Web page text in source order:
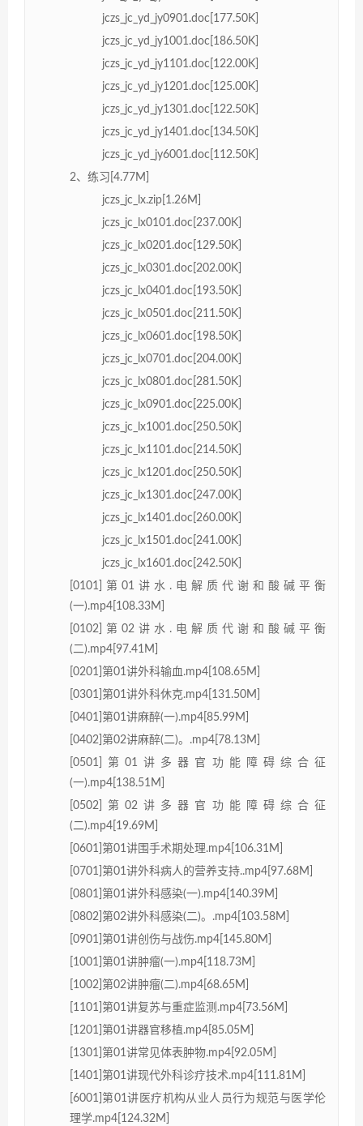
jczs_jc_yd_jy0901.doc[177.50K]
jczs_jc_yd_jy1001.doc[186.50K]
jczs_jc_yd_jy1101.doc[122.00K]
jczs_jc_yd_jy1201.doc[125.00K]
jczs_jc_yd_jy1301.doc[122.50K]
jczs_jc_yd_jy1401.doc[134.50K]
jczs_jc_yd_jy6001.doc[112.50K]
2、练习[4.77M]
jczs_jc_lx.zip[1.26M]
jczs_jc_lx0101.doc[237.00K]
jczs_jc_lx0201.doc[129.50K]
jczs_jc_lx0301.doc[202.00K]
jczs_jc_lx0401.doc[193.50K]
jczs_jc_lx0501.doc[211.50K]
jczs_jc_lx0601.doc[198.50K]
jczs_jc_lx0701.doc[204.00K]
jczs_jc_lx0801.doc[281.50K]
jczs_jc_lx0901.doc[225.00K]
jczs_jc_lx1001.doc[250.50K]
jczs_jc_lx1101.doc[214.50K]
jczs_jc_lx1201.doc[250.50K]
jczs_jc_lx1301.doc[247.00K]
jczs_jc_lx1401.doc[260.00K]
jczs_jc_lx1501.doc[241.00K]
jczs_jc_lx1601.doc[242.50K]
[0101]第01讲水.电解质代谢和酸碱平衡
(一).mp4[108.33M]
[0102]第02讲水.电解质代谢和酸碱平衡
(二).mp4[97.41M]
[0201]第01讲外科输血.mp4[108.65M]
[0301]第01讲外科休克.mp4[131.50M]
[0401]第01讲麻醉(一).mp4[85.99M]
[0402]第02讲麻醉(二)。.mp4[78.13M]
[0501]第01讲多器官功能障碍综合征
(一).mp4[138.51M]
[0502]第02讲多器官功能障碍综合征
(二).mp4[19.69M]
[0601]第01讲围手术期处理.mp4[106.31M]
[0701]第01讲外科病人的营养支持..mp4[97.68M]
[0801]第01讲外科感染(一).mp4[140.39M]
[0802]第02讲外科感染(二)。.mp4[103.58M]
[0901]第01讲创伤与战伤.mp4[145.80M]
[1001]第01讲肿瘤(一).mp4[118.73M]
[1002]第02讲肿瘤(二).mp4[68.65M]
[1101]第01讲复苏与重症监测.mp4[73.56M]
[1201]第01讲器官移植.mp4[85.05M]
[1301]第01讲常见体表肿物.mp4[92.05M]
[1401]第01讲现代外科诊疗技术.mp4[111.81M]
[6001]第01讲医疗机构从业人员行为规范与医学伦
理学.mp4[124.32M]